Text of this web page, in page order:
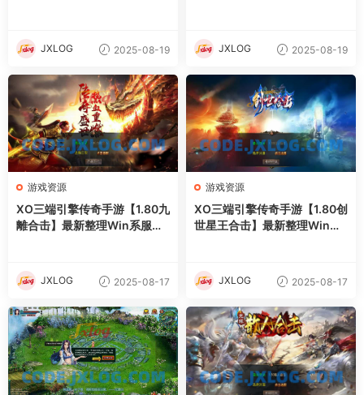
JXLOG 2025-08-19 JXLOG 2025-08-19
游戏资源
XO三端引擎传奇手游【1.80九
離合击】最新整理Win系服务
JXLOG 2025-08-17
游戏资源
XO三端引擎传奇手游【1.80创
世星王合击】最新整理Win系
JXLOG 2025-08-17